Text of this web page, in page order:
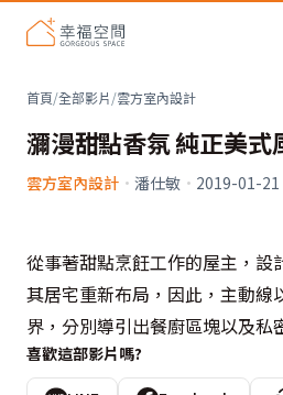
首頁/全部影片/雲方室內設計
瀰漫甜點香氛 純正美式
雲方室內設計 · 潘仕敏 · 2019-01-21
從事著甜點烹飪工作的屋主，設
其居宅重新布局，因此，主動線
界，分別導引出餐廚區塊以及私
喜歡這部影片嗎?